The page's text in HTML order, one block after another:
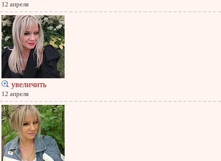
12 апреля
увеличить
12 апреля